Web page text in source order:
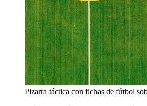
Pizarra táctica con fichas de fútbol